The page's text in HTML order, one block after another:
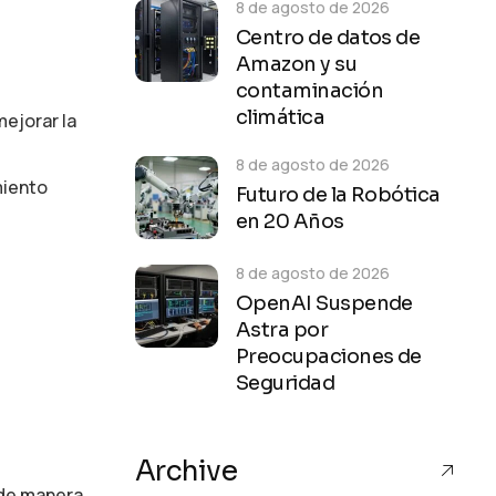
la
Centro de datos de
Amazon y su
contaminación
climática
8 de agosto de 2026
Futuro de la Robótica
en 20 Años
8 de agosto de 2026
OpenAI Suspende
Astra por
Preocupaciones de
Seguridad
8 de agosto de 2026
Archive